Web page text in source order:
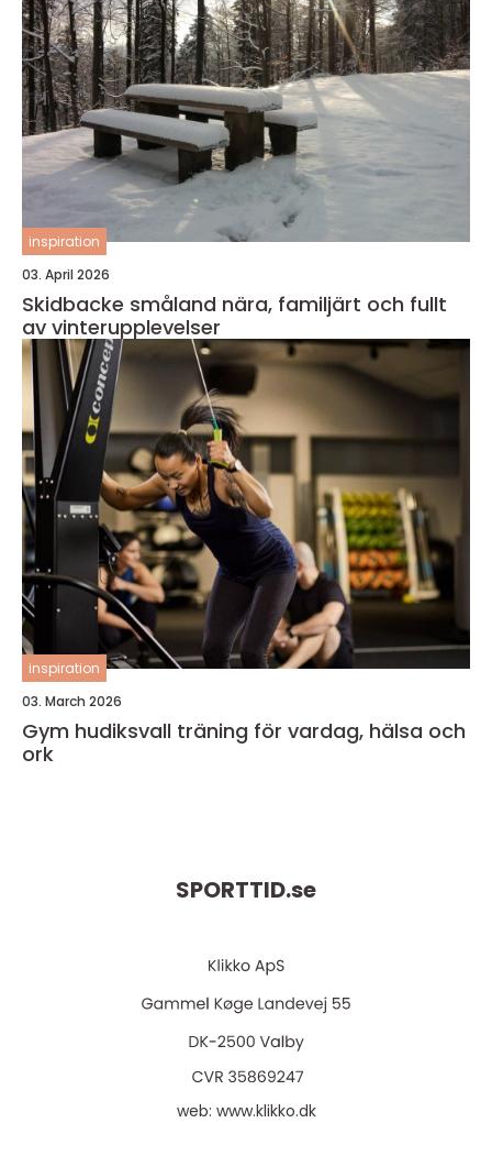
inspiration
03. April 2026
Skidbacke småland nära, familjärt och fullt
av vinterupplevelser
inspiration
03. March 2026
Gym hudiksvall träning för vardag, hälsa och
ork
SPORTTID.se
web: www.klikko.dk